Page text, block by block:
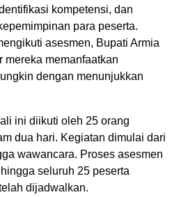
kompetensi, dan
para peserta.
asesmen, Bupati Armia
mereka memanfaatkan
dengan menunjukkan
ini diikuti oleh 25 orang
dua hari. Kegiatan dimulai dari
wawancara. Proses asesmen
seluruh 25 peserta
dijadwalkan.